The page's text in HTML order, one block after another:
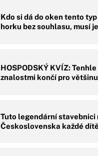
Kdo si dá do oken tento
horku bez souhlasu, musí
HOSPODSKÝ KVÍZ:
znalostmi končí pro
Tuto legendární stavebnici
Československa každé